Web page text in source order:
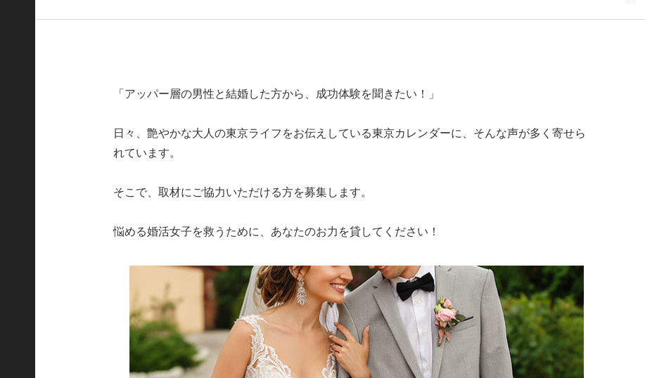
「アッパー層の男性と結婚した方から、成功体験を聞きたい！」
日々、艶やかな大人の東京ライフをお伝えしている東京カレンダーに、そんな声が多く寄せら
れています。
そこで、取材にご協力いただける方を募集します。
悩める婚活女子を救うために、あなたのお力を貸してください！